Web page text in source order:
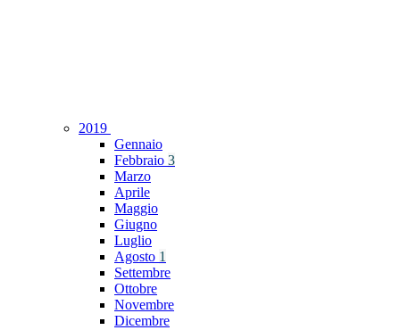
2019
Gennaio
Febbraio 3
Marzo
Aprile
Maggio
Giugno
Luglio
Agosto 1
Settembre
Ottobre
Novembre
Dicembre